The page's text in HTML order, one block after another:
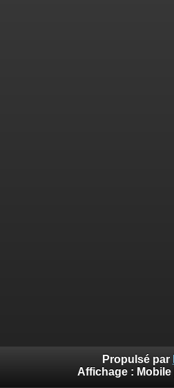
Propulsé par
Affichage : Mobile